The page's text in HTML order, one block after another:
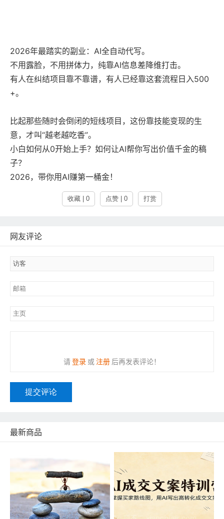
2026年最踏实的副业：AI全自动代写。
不用露脸，不用拼体力，纯靠AI信息差降维打击。
有人在纠结项目靠不靠谱，有人已经靠这套流程日入500
+。
比起那些随时会倒闭的短线项目，这份靠技能变现的生
意，才叫“越老越吃香”。
小白如何从0开始上手？如何让AI帮你写出价值千金的稿
子？
2026，带你用AI赚第一桶金！
收藏 | 0 点赞 | 0 打赏
网友评论
请登录 或 注册 后再发表评论！
提交评论
最新商品